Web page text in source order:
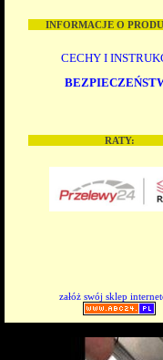
INFORMACJE O
CECHY I
RATY:
załóż swój sklep